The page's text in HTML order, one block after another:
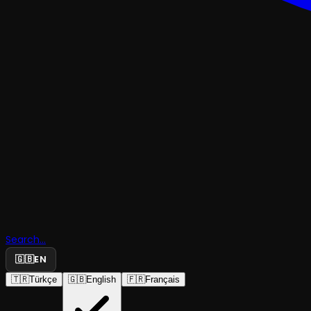
Search...
🇬🇧EN
🇹🇷Türkçe 🇬🇧English 🇫🇷Français
Öküz